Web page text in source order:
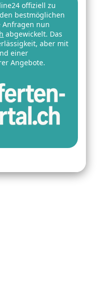
offiziell zu
bestmöglichen
Anfragen nun
abgewickelt. Das
aber mit
einer
Angebote.